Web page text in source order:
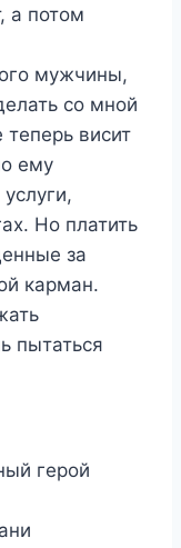
а потом
мужчины,
со мной
висит
ему
Но платить
за
карман.
пытаться
герой